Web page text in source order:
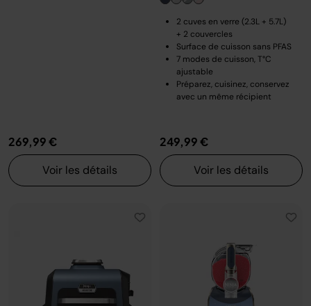
269,99 €
Voir les détails
2 cuves en verre (2.3L + 5.7L)
+ 2 couvercles
Surface de cuisson sans PFAS
7 modes de cuisson, T°C
ajustable
Préparez, cuisinez, conservez
avec un même récipient
249,99 €
Voir les détails